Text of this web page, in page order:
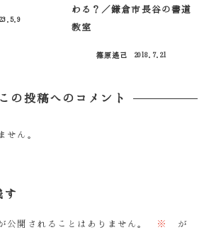
わる？／鎌倉市長谷の書道
教室
篠原遙己
2018.7.21
この投稿へのコメント
せん。
す
公開されることはありません。 ※
が